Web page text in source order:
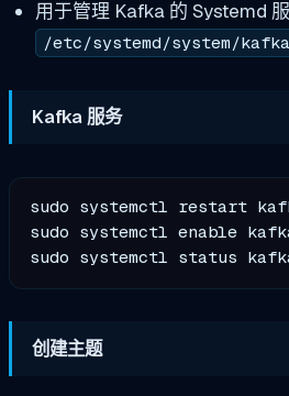
用于管理 Kafka 的 Systemd 服
/etc/systemd/system/
Kafka 服务
sudo systemctl restart
sudo systemctl enable
创建主题